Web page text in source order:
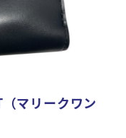
マリークワン